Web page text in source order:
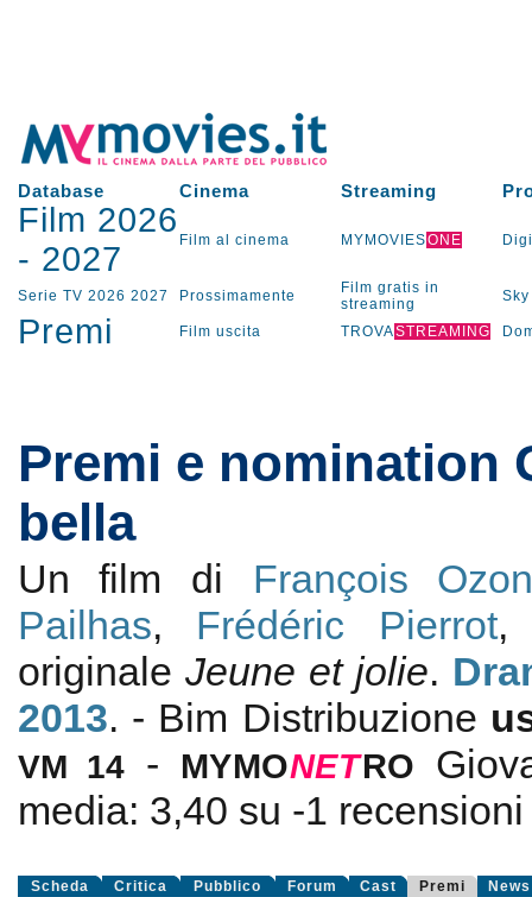
Database Cinema Streaming
Film 2026
- 2027 Film al cinema MYMOVIESONE
Serie TV 2026 2027 Prossimamente
Film gratis in
streaming
Sky
Premi Film uscita TROVASTREAMING
Premi e nomination
bella
Un film di François
Pailhas, Frédéric Pierrot
originale Jeune et jolie.
2013. - Bim Distribuzione
VM 14 - MYMONETRO
media: 3,40 su -1
Scheda Critica Pubblico Forum Cast Premi News